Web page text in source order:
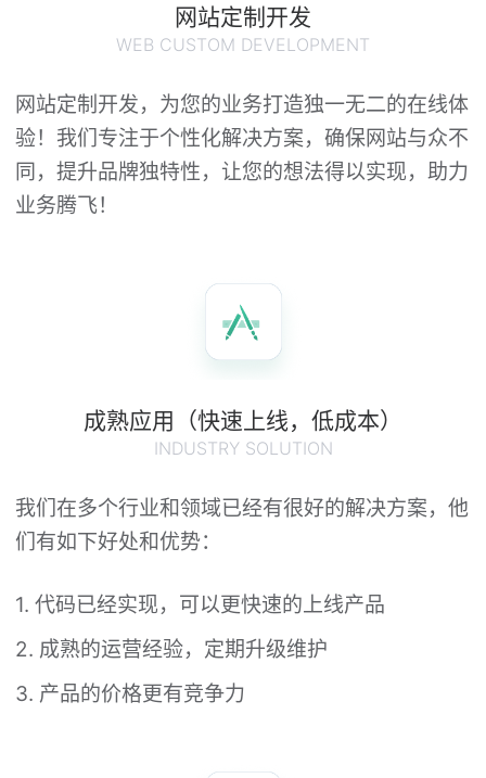
网站定制开发
WEB CUSTOM DEVELOPMENT
网站定制开发，为您的业务打造独一无二的在线体
验！我们专注于个性化解决方案，确保网站与众不
同，提升品牌独特性，让您的想法得以实现，助力
业务腾飞！
成熟应用（快速上线，低成本）
INDUSTRY SOLUTION
我们在多个行业和领域已经有很好的解决方案，他
们有如下好处和优势：
1. 代码已经实现，可以更快速的上线产品
2. 成熟的运营经验，定期升级维护
3. 产品的价格更有竞争力